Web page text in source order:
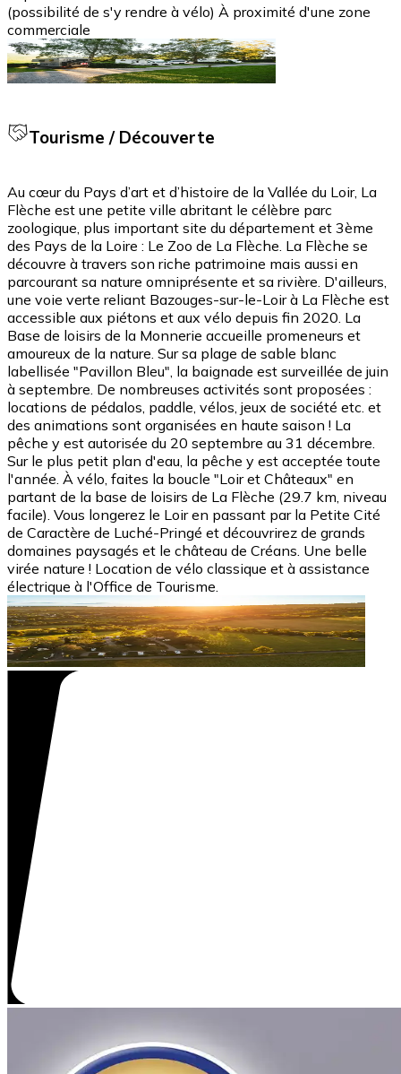
(possibilité de s'y rendre à vélo) À proximité d'une zone
commerciale
Tourisme / Découverte
Au cœur du Pays d’art et d’histoire de la Vallée du Loir, La
Flèche est une petite ville abritant le célèbre parc
zoologique, plus important site du département et 3ème
des Pays de la Loire : Le Zoo de La Flèche. La Flèche se
découvre à travers son riche patrimoine mais aussi en
parcourant sa nature omniprésente et sa rivière. D'ailleurs,
une voie verte reliant Bazouges-sur-le-Loir à La Flèche est
accessible aux piétons et aux vélo depuis fin 2020. La
Base de loisirs de la Monnerie accueille promeneurs et
amoureux de la nature. Sur sa plage de sable blanc
labellisée "Pavillon Bleu", la baignade est surveillée de juin
à septembre. De nombreuses activités sont proposées :
locations de pédalos, paddle, vélos, jeux de société etc. et
des animations sont organisées en haute saison ! La
pêche y est autorisée du 20 septembre au 31 décembre.
Sur le plus petit plan d'eau, la pêche y est acceptée toute
l'année. À vélo, faites la boucle "Loir et Châteaux" en
partant de la base de loisirs de La Flèche (29.7 km, niveau
facile). Vous longerez le Loir en passant par la Petite Cité
de Caractère de Luché-Pringé et découvrirez de grands
domaines paysagés et le château de Créans. Une belle
virée nature ! Location de vélo classique et à assistance
électrique à l'Office de Tourisme.